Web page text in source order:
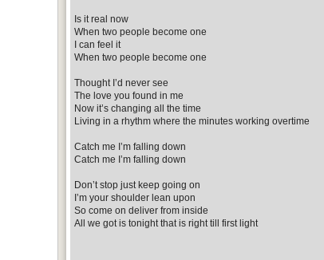
Is it real now
When two people become one
I can feel it
When two people become one
Thought I’d never see
The love you found in me
Now it’s changing all the time
Living in a rhythm where the minutes working overtime
Catch me I’m falling down
Catch me I’m falling down
Don’t stop just keep going on
I’m your shoulder lean upon
So come on deliver from inside
All we got is tonight that is right till first light